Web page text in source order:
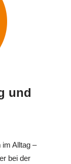
und
im Alltag –
bei der